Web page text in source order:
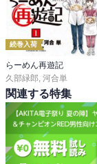
続巻入荷
らーめん再遊記
久部緑郎 河合単
関連する特集